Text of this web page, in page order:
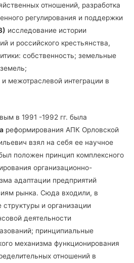
отношений, разработка
регулирования и поддержки
исследование истории
и российского крестьянства,
собственность; земельные
межотраслевой интеграции в
в 1991 -1992 гг. была
реформирования АПК Орловской
взял на себя ее научное
положен принцип комплексного
организационно-
адаптации предприятий
рынка. Сюда входили, в
структуры и организации
деятельности
принципиальные
механизма функционирования
отношений в